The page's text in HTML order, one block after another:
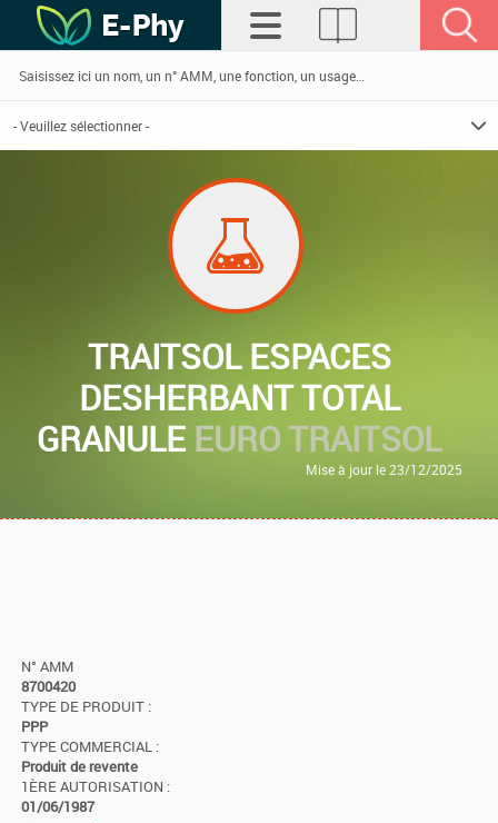
TRAITSOL ESPACES
DESHERBANT TOTAL
GRANULE EURO TRAITSOL
Mise à jour le 23/12/2025
N° AMM
8700420
TYPE DE PRODUIT :
PPP
TYPE COMMERCIAL :
Produit de revente
1ÈRE AUTORISATION :
01/06/1987